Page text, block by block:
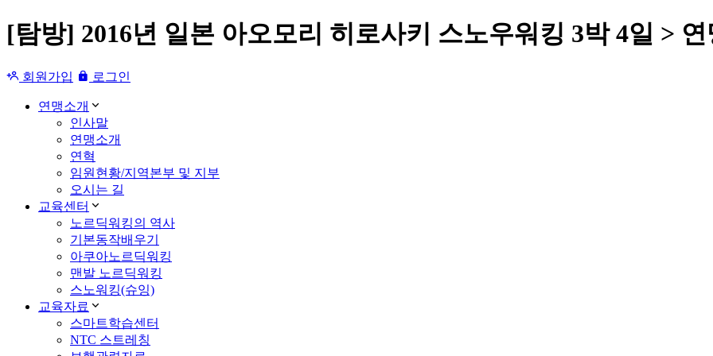
[탐방] 2016년 일본 아오모리 히로사키 스노우워킹 3박 4일 >
회원가입 로그인
연맹소개
인사말
연맹소개
연혁
임원현황/지역본부 및 지부
오시는 길
교육센터
노르딕워킹의 역사
기본동작배우기
아쿠아노르딕워킹
맨발 노르딕워킹
스노워킹(슈잉)
교육자료
스마트학습센터
NTC 스트레칭